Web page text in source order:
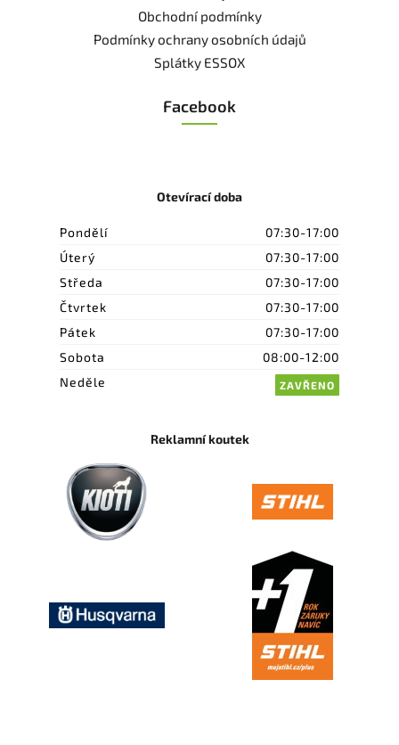
Obchodní podmínky
Podmínky ochrany osobních údajů
Splátky ESSOX
Facebook
Otevírací doba
Pondělí
07:30-17:00
Úterý
07:30-17:00
Středa
07:30-17:00
Čtvrtek
07:30-17:00
Pátek
07:30-17:00
Sobota
08:00-12:00
Neděle
ZAVŘENO
Reklamní koutek